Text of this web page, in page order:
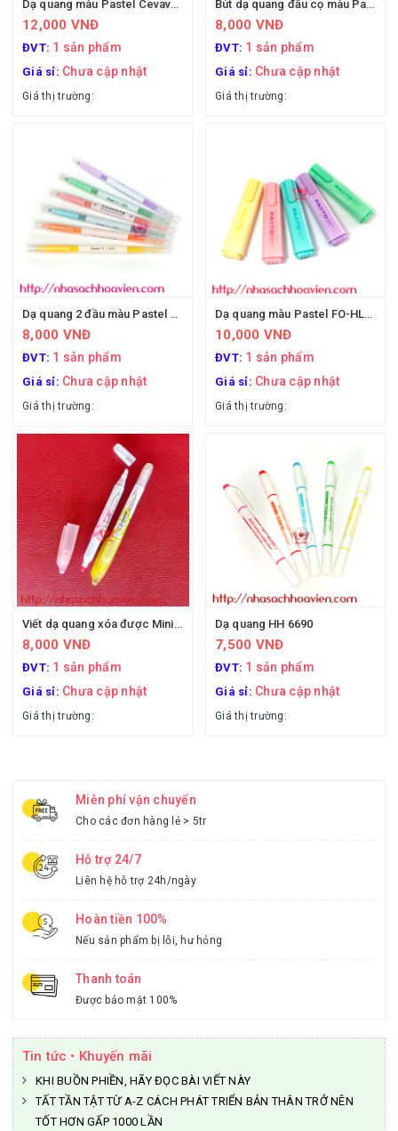
Dạ quang màu Pastel Cevava MINI-0506
12,000 VNĐ
ĐVT: 1 sản phẩm
Giá sỉ: Chưa cập nhật
Giá thị trường:
Bút dạ quang đầu cọ màu Pastel H02601 - Guangbo
8,000 VNĐ
ĐVT: 1 sản phẩm
Giá sỉ: Chưa cập nhật
Giá thị trường:
Dạ quang 2 đầu màu Pastel H02602 Guangbo
8,000 VNĐ
ĐVT: 1 sản phẩm
Giá sỉ: Chưa cập nhật
Giá thị trường:
Dạ quang màu Pastel FO-HL-009
10,000 VNĐ
ĐVT: 1 sản phẩm
Giá sỉ: Chưa cập nhật
Giá thị trường:
Viết dạ quang xóa được Mini 0503
8,000 VNĐ
ĐVT: 1 sản phẩm
Giá sỉ: Chưa cập nhật
Giá thị trường:
Dạ quang HH 6690
7,500 VNĐ
ĐVT: 1 sản phẩm
Giá sỉ: Chưa cập nhật
Giá thị trường:
Miễn phí vận chuyển
Cho các đơn hàng lẻ > 5tr
Hỗ trợ 24/7
Liên hệ hỗ trợ 24h/ngày
Hoàn tiền 100%
Nếu sản phẩm bị lỗi, hư hỏng
Thanh toán
Được bảo mật 100%
Tin tức • Khuyến mãi
KHI BUỒN PHIỀN, HÃY ĐỌC BÀI VIẾT NÀY
TẤT TẦN TẬT TỪ A-Z CÁCH PHÁT TRIỂN BẢN THÂN TRỞ NÊN
TỐT HƠN GẤP 1000 LẦN